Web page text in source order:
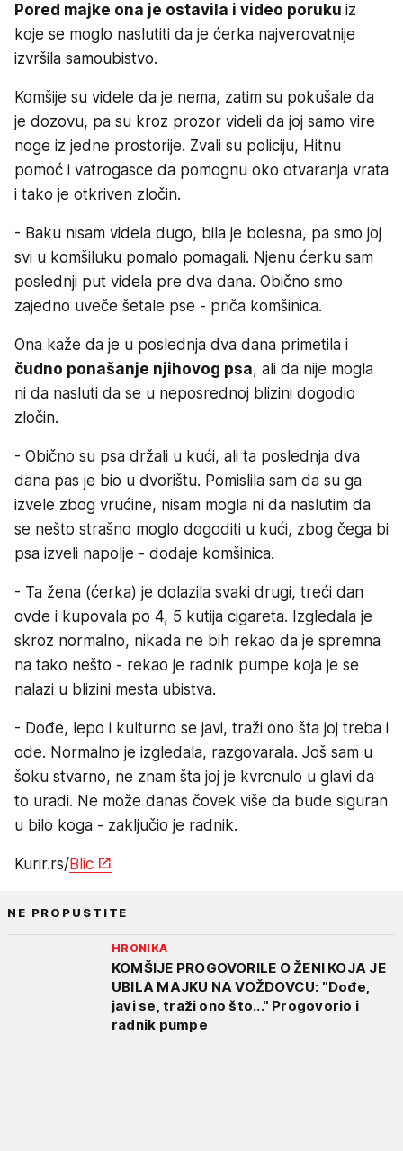
Pored majke ona je ostavila i video poruku iz
koje se moglo naslutiti da je ćerka najverovatnije
izvršila samoubistvo.
Komšije su videle da je nema, zatim su pokušale da
je dozovu, pa su kroz prozor videli da joj samo vire
noge iz jedne prostorije. Zvali su policiju, Hitnu
pomoć i vatrogasce da pomognu oko otvaranja vrata
i tako je otkriven zločin.
- Baku nisam videla dugo, bila je bolesna, pa smo joj
svi u komšiluku pomalo pomagali. Njenu ćerku sam
poslednji put videla pre dva dana. Obično smo
zajedno uveče šetale pse - priča komšinica.
Ona kaže da je u poslednja dva dana primetila i
čudno ponašanje njihovog psa, ali da nije mogla
ni da nasluti da se u neposrednoj blizini dogodio
zločin.
- Obično su psa držali u kući, ali ta poslednja dva
dana pas je bio u dvorištu. Pomislila sam da su ga
izvele zbog vrućine, nisam mogla ni da naslutim da
se nešto strašno moglo dogoditi u kući, zbog čega bi
psa izveli napolje - dodaje komšinica.
- Ta žena (ćerka) je dolazila svaki drugi, treći dan
ovde i kupovala po 4, 5 kutija cigareta. Izgledala je
skroz normalno, nikada ne bih rekao da je spremna
na tako nešto - rekao je radnik pumpe koja je se
nalazi u blizini mesta ubistva.
- Dođe, lepo i kulturno se javi, traži ono šta joj treba i
ode. Normalno je izgledala, razgovarala. Još sam u
šoku stvarno, ne znam šta joj je kvrcnulo u glavi da
to uradi. Ne može danas čovek više da bude siguran
u bilo koga - zaključio je radnik.
Kurir.rs/Blic
NE PROPUSTITE
HRONIKA
KOMŠIJE PROGOVORILE O ŽENI KOJA JE
UBILA MAJKU NA VOŽDOVCU: "Dođe,
javi se, traži ono što..." Progovorio i
radnik pumpe